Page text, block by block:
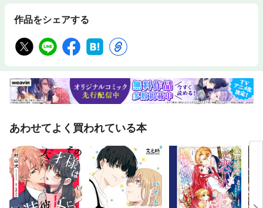
作品をシェアする
あわせてよく買われている本